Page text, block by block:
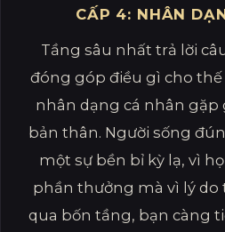
CẤP 4: NHÂN
Tầng sâu nhất trả lời
đóng góp điều gì cho thế
nhân dạng cá nhân gặp
bản thân. Người sống
một sự bền bỉ kỳ lạ, vì
phần thưởng mà vì lý do
qua bốn tầng, bạn càng